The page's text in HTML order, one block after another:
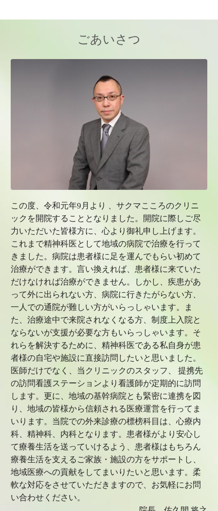
ごあいさつ
この度、令和元年9月より 、サクマこころのクリニ
ックを開院することとなりました。開院に際しご尽
力いただいた皆様方に、心より御礼申し上げます。
これまで精神科医として地域の病院で治療を行って
きました。病院は患者様に足を運んでもらい初めて
治療ができます。言い換えれば、患者様に来ていた
だけなければ治療ができません。しかし、疾患があ
って外に出られない方、病院に行きたがらない方、
一人での通院が難しい方がいらっしゃいます。ま
た、治療途中で来院されなくなる方、制度上入院と
ならないが支援が必要な方もいらっしゃいます。そ
れらを解決するために、精神科医である私自身が患
者様の自宅や施設に直接訪問したいと思いました。
医師だけでなく、当クリニックのスタッフ、 提携先
の訪問看護ステーションより看護師が定期的に訪問
します。更に、地域の基幹病院とも緊密に連携を図
り、地域の皆様から信頼される医療運営を行ってま
いります。当院での外来診療の標榜科目は、心療内
科、精神科、内科となります。患者様がより安心し
て療養生活を送っていけるよう、患者様はもちろん
療養生活を支えるご家族・施設の方をサポートし、
地域医療への貢献をしてまいりたいと思います。柔
軟な対応をさせていただきますので、お気軽にお問
い合わせください。